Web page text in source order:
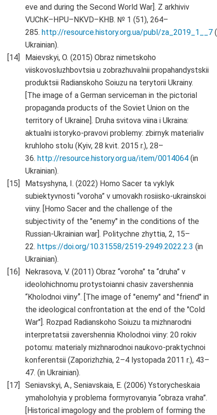
eve and during the Second World War]. Z arkhiviv
VUChK–HPU–NKVD–KHB. № 1 (51), 264–
285. http://resource.history.org.ua/publ/za_2019_1__7
Ukrainian).
Maievskyi, O. (2015) Obraz nimetskoho
viiskovosluzhbovtsia u zobrazhuvalnii propahandystskii
produktsii Radianskoho Soiuzu na terytorii Ukrainy.
[The image of a German serviceman in the pictorial
propaganda products of the Soviet Union on the
territory of Ukraine]. Druha svitova viina i Ukraina:
aktualni istoryko-pravovi problemy: zbirnyk materialiv
kruhloho stolu (Kyiv, 28 kvit. 2015 r.), 28–
36. http://resource.history.org.ua/item/0014064 (in
Ukrainian).
Matsyshyna, I. (2022) Homo Sacer ta vyklyk
subiektyvnosti “voroha” v umovakh rosiisko-ukrainskoi
viiny. [Homo Sacer and the challenge of the
subjectivity of the "enemy" in the conditions of the
Russian-Ukrainian war]. Politychne zhyttia, 2, 15–
22. https://doi.org/10.31558/2519-2949.2022.2.3 (in
Ukrainian).
Nekrasova, V. (2011) Obraz “voroha” ta “druha” v
ideolohichnomu protystoianni chasiv zavershennia
“Kholodnoi viinyˮ. [The image of "enemy" and "friend" in
the ideological confrontation at the end of the "Cold
War"]. Rozpad Radianskoho Soiuzu ta mizhnarodni
interpretatsii zavershennia Kholodnoi viiny: 20 rokiv
potomu: materialy mizhnarodnoi naukovo-praktychnoi
konferentsii (Zaporizhzhia, 2–4 lystopada 2011 r.), 43–
47. (in Ukrainian).
Seniavskyi, A., Seniavskaia, E. (2006) Ystorycheskaia
ymaholohyia y problema formyrovanyia “obraza vraha”.
[Historical imagology and the problem of forming the